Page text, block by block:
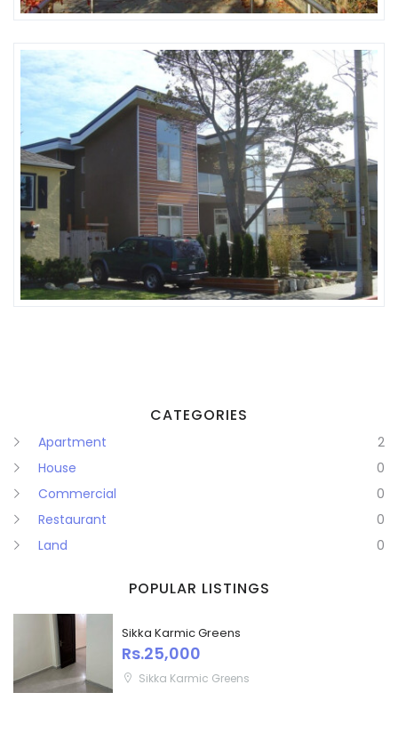
CATEGORIES
Apartment
2
House
0
Commercial
0
Restaurant
0
Land
0
POPULAR LISTINGS
Sikka Karmic Greens
Rs.25,000
Sikka Karmic Greens